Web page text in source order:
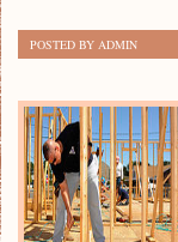
POSTED BY ADMIN